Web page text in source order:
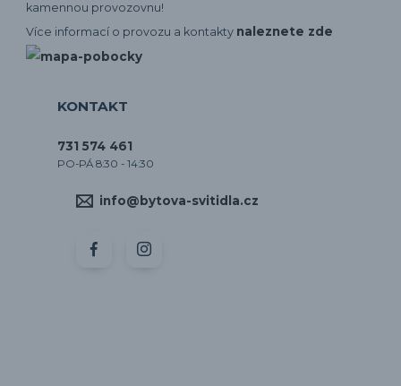
kamennou provozovnu!
Více informací o provozu a kontakty naleznete zde
KONTAKT
731 574 461
PO-PÁ 8:30 - 14:30
info@bytova-svitidla.cz